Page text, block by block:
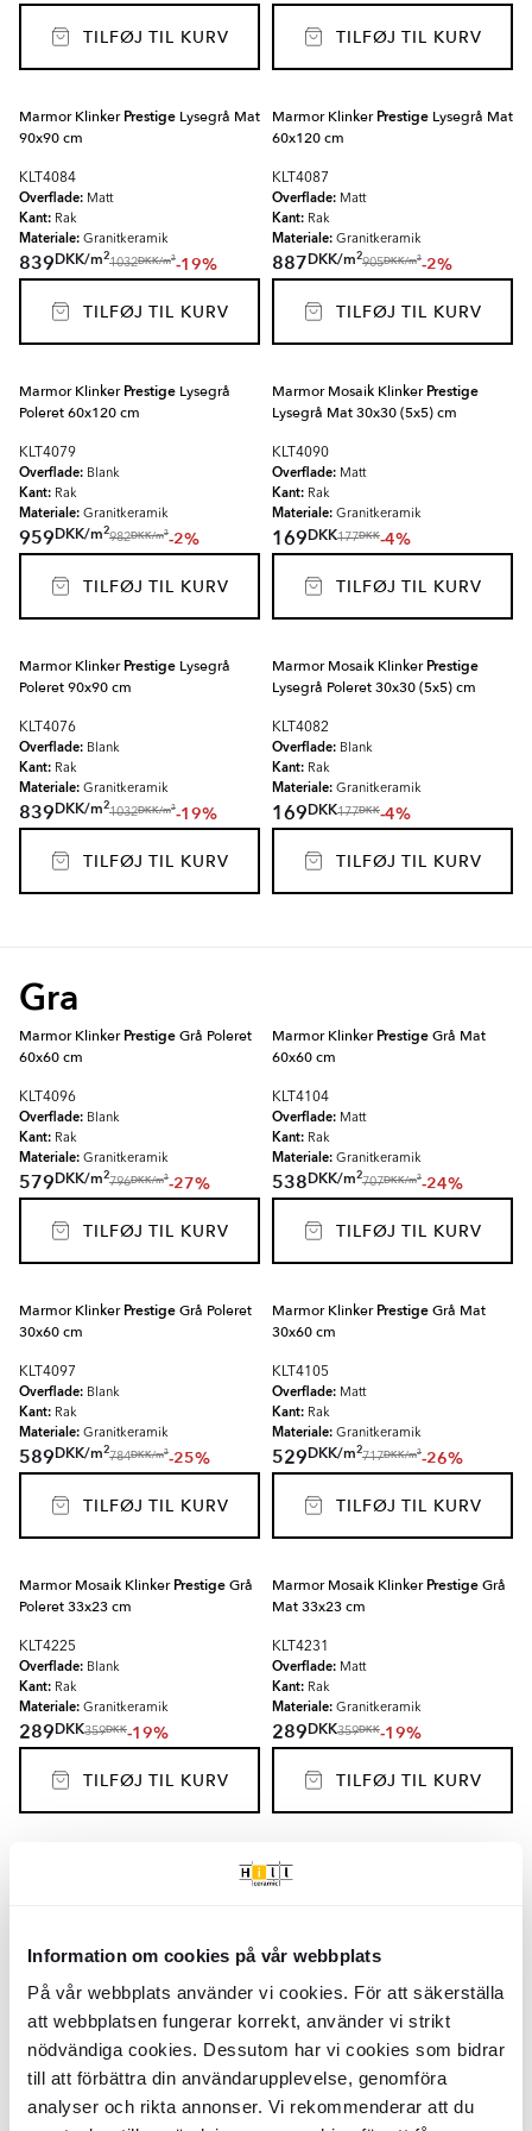
Information om cookies på vår webbplats
På vår webbplats använder vi cookies. För att säkerställa
att webbplatsen fungerar korrekt, använder vi strikt
nödvändiga cookies. Dessutom har vi cookies som bidrar
till att förbättra din användarupplevelse, genomföra
analyser och rikta annonser. Vi rekommenderar att du
TILFØJ TIL KURV TILFØJ TIL KURV
Marmor KlinkerPrestige Lysegrå Mat
90x90 cm
KLT4084
Overflade: Matt
Kant: Rak
Materiale: Granitkeramik
839DKK/m2
1032DKK/m2-19%
TILFØJ TIL KURV
Marmor KlinkerPrestige Lysegrå Mat
60x120 cm
KLT4087
Overflade: Matt
Kant: Rak
Materiale: Granitkeramik
887DKK/m2
905DKK/m2-2%
TILFØJ TIL KURV
Marmor KlinkerPrestige Lysegrå
Poleret 60x120 cm
KLT4079
Overflade: Blank
Kant: Rak
Materiale: Granitkeramik
959DKK/m2
982DKK/m2-2%
TILFØJ TIL KURV
Marmor Mosaik KlinkerPrestige
Lysegrå Mat 30x30 (5x5) cm
KLT4090
Overflade: Matt
Kant: Rak
Materiale: Granitkeramik
169DKK177DKK-4%
TILFØJ TIL KURV
Marmor KlinkerPrestige Lysegrå
Poleret 90x90 cm
KLT4076
Overflade: Blank
Kant: Rak
Materiale: Granitkeramik
839DKK/m2
1032DKK/m2-19%
TILFØJ TIL KURV
Marmor Mosaik KlinkerPrestige
Lysegrå Poleret 30x30 (5x5) cm
KLT4082
Overflade: Blank
Kant: Rak
Materiale: Granitkeramik
169DKK177DKK-4%
TILFØJ TIL KURV
Gra
Marmor KlinkerPrestigeGrå Poleret
60x60 cm
KLT4096
Overflade: Blank
Kant: Rak
Materiale: Granitkeramik
579DKK/m2
796DKK/m2-27%
TILFØJ TIL KURV
Marmor KlinkerPrestigeGrå Mat
60x60 cm
KLT4104
Overflade: Matt
Kant: Rak
Materiale: Granitkeramik
538DKK/m2
707DKK/m2-24%
TILFØJ TIL KURV
Marmor KlinkerPrestigeGrå Poleret
30x60 cm
KLT4097
Overflade: Blank
Kant: Rak
Materiale: Granitkeramik
589DKK/m2
784DKK/m2-25%
TILFØJ TIL KURV
Marmor KlinkerPrestigeGrå Mat
30x60 cm
KLT4105
Overflade: Matt
Kant: Rak
Materiale: Granitkeramik
529DKK/m2
717DKK/m2-26%
TILFØJ TIL KURV
Marmor Mosaik KlinkerPrestigeGrå
Poleret 33x23 cm
KLT4225
Overflade: Blank
Kant: Rak
Materiale: Granitkeramik
289DKK359DKK-19%
TILFØJ TIL KURV
Marmor Mosaik KlinkerPrestigeGrå
Mat 33x23 cm
KLT4231
Overflade: Matt
Kant: Rak
Materiale: Granitkeramik
289DKK359DKK-19%
TILFØJ TIL KURV
Kant:Rak
Materiale:
887 DKK /m2 DKK 2
TILFØJ TIL KURV
Marmor Klinker
90x90 cm
Kant:Rak
Materiale:
839DKK/m2 2
TILFØJ TIL KURV